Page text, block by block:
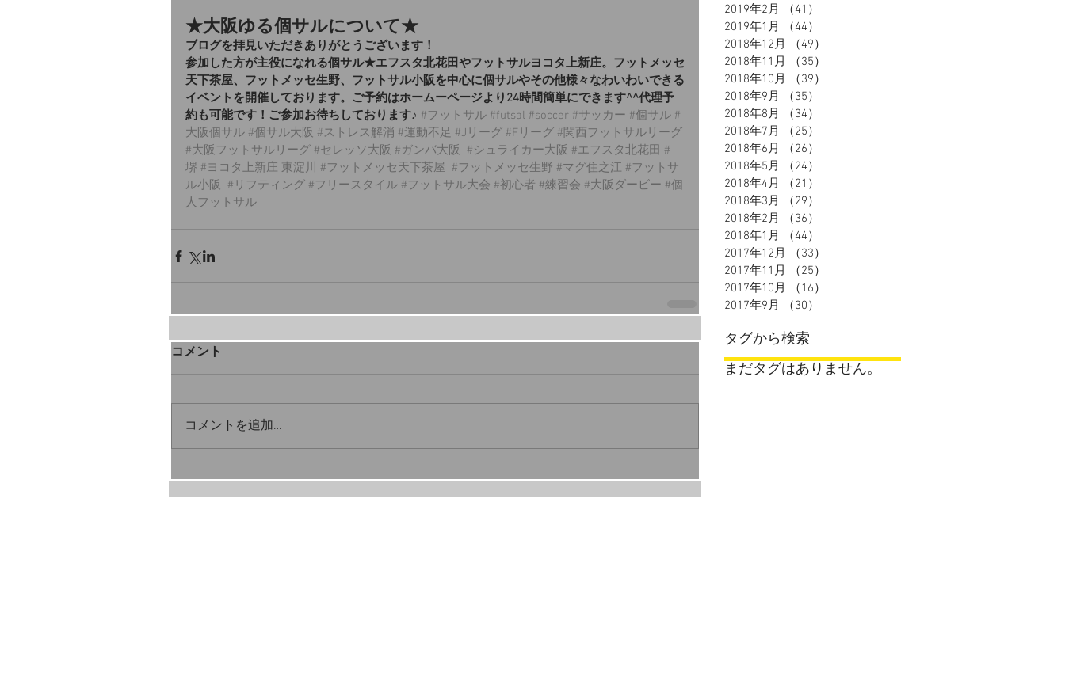
★大阪ゆる個サルについて★
ブログを拝見いただきありがとうございます！
参加した方が主役になれる個サル★エフスタ北花田やフットサルヨコタ上新庄。フットメッセ
天下茶屋、フットメッセ生野、フットサル小阪を中心に個サルやその他様々なわいわいできる
イベントを開催しております。ご予約はホームーページより24時間簡単にできます^^代理予
約も可能です！ご参加お待ちしております♪ #フットサル #futsal #soccer #サッカー #個サル #
大阪個サル #個サル大阪 #ストレス解消 #運動不足 #Jリーグ #Fリーグ #関西フットサルリーグ
#大阪フットサルリーグ #セレッソ大阪 #ガンバ大阪 #シュライカー大阪 #エフスタ北花田 #
堺 #ヨコタ上新庄 東淀川 #フットメッセ天下茶屋 #フットメッセ生野 #マグ住之江 #フットサ
ル小阪 #リフティング #フリースタイル #フットサル大会 #初心者 #練習会 #大阪ダービー #個
人フットサル
コメント
コメントを追加…
2019年2月
（41）
2019年1月
（44）
2018年12月
（49）
2018年11月
（35）
2018年10月
（39）
2018年9月
（35）
2018年8月
（34）
2018年7月
（25）
2018年6月
（26）
2018年5月
（24）
2018年4月
（21）
2018年3月
（29）
2018年2月
（36）
2018年1月
（44）
2017年12月
（33）
2017年11月
（25）
2017年10月
（16）
2017年9月
（30）
タグから検索
まだタグはありません。